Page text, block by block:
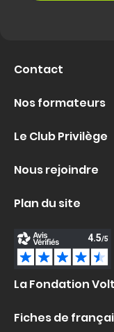
Contact
Nos formateurs
Le Club Privilège
Nous rejoindre
Plan du site
La Fondation
Fiches de